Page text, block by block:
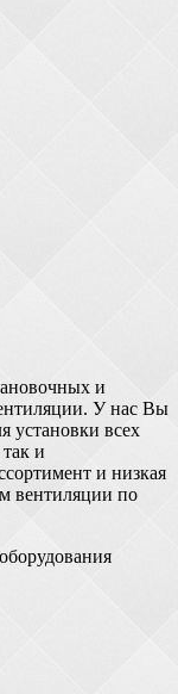
и
У нас Вы
установки всех
и
и низкая
вентиляции по